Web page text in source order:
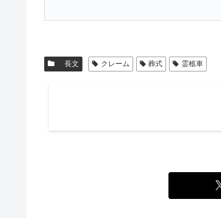
長文 クレーム 葬式 霊柩車